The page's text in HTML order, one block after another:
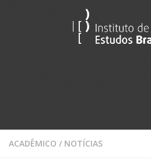
Sobre
ACADÊMICO / NOTÍCIAS